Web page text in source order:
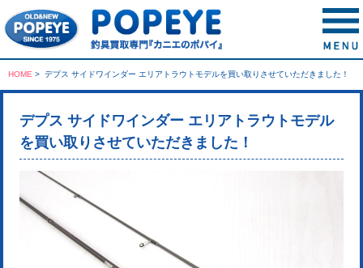
HOME > デプス サイドワインダー エリアトラウトモデルを買い取りさせていただきました！
デプス サイドワインダー エリアトラウトモデル
を買い取りさせていただきました！